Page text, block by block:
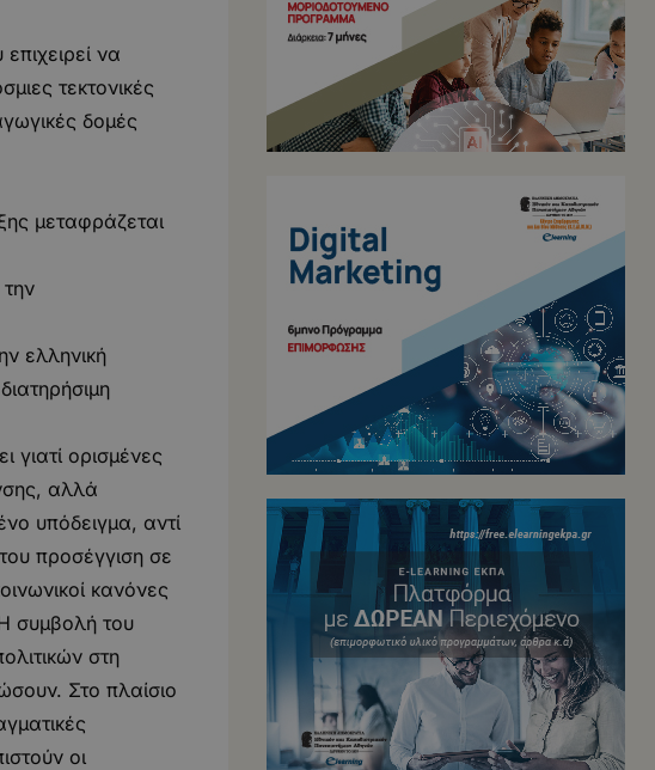
να
τεκτονικές
δομές
μεταφράζεται
ελληνική
ορισμένες
αλλά
υπόδειγμα, αντί
προσέγγιση σε
κανόνες
συμβολή του
στη
Στο πλαίσιο
οι